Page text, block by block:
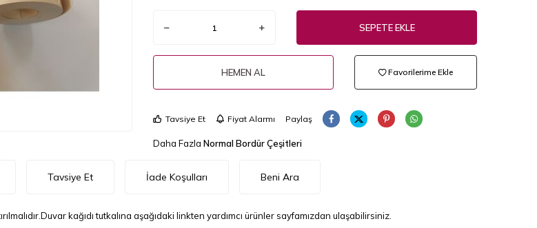
SEPETE EKLE
HEMEN AL Favorilerime Ekle
Tavsiye Et Fiyat Alarmı Paylaş
Daha Fazla Normal Bordür Çeşitleri
Tavsiye Et İade Koşulları Beni Ara
kağıdı tutkalına aşağıdaki linkten yardımcı ürünler sayfamızdan ulaşabilirsiniz.